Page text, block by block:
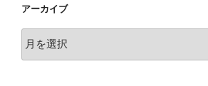
アーカイブ
ア
ー